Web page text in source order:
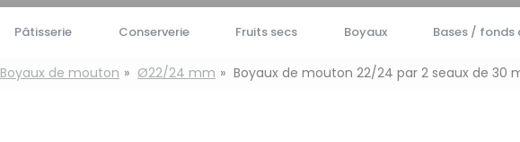
Pâtisserie Conserverie Fruits secs Boyaux Bases / fonds
Boyaux de mouton Ø22/24 mm Boyaux de mouton 22/24 par 2 seaux de 30